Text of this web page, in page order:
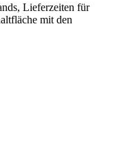
Lieferzeiten für
mit den